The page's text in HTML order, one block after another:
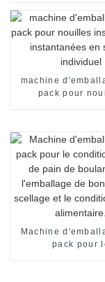
machine
pack pour
Machine
pack pour